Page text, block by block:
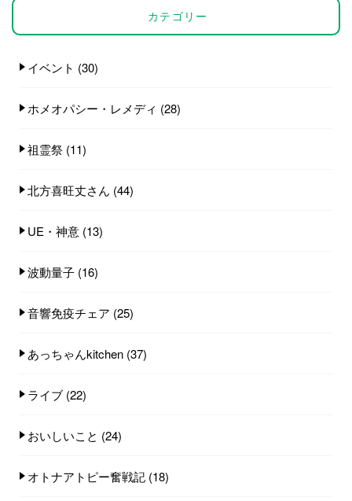
カテゴリー
イベント (30)
ホメオパシー・レメディ (28)
祖霊祭 (11)
北方喜旺丈さん (44)
UE・神意 (13)
波動量子 (16)
音響免疫チェア (25)
あっちゃんkitchen (37)
ライブ (22)
おいしいこと (24)
オトナアトピー奮戦記 (18)